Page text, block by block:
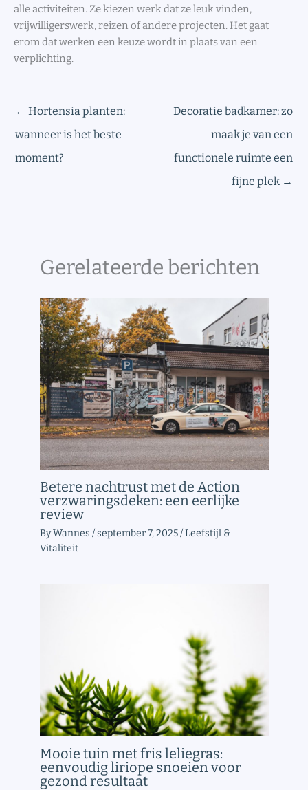
alle activiteiten. Ze kiezen werk dat ze leuk vinden,
vrijwilligerswerk, reizen of andere projecten. Het gaat
erom dat werken een keuze wordt in plaats van een
verplichting.
← Hortensia planten:
wanneer is het beste
moment?
Decoratie badkamer: zo
maak je van een
functionele ruimte een
fijne plek →
Gerelateerde berichten
Betere nachtrust met de Action
verzwaringsdeken: een eerlijke
review
ByWannes /september 7, 2025/Leefstijl &
Vitaliteit
Mooie tuin met fris leliegras:
eenvoudig liriope snoeien voor
gezond resultaat